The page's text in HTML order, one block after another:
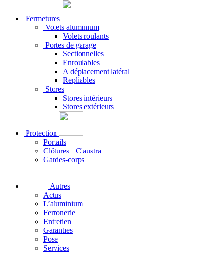
Fermetures
Volets aluminium
Volets roulants
Portes de garage
Sectionnelles
Enroulables
A déplacement latéral
Repliables
Stores
Stores intérieurs
Stores extérieurs
Protection
Portails
Clôtures - Claustra
Gardes-corps
Autres
Actus
L’aluminium
Ferronerie
Entretien
Garanties
Pose
Services